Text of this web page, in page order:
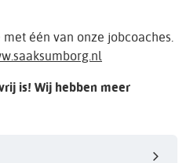
één van onze jobcoaches.
is! Wij hebben meer